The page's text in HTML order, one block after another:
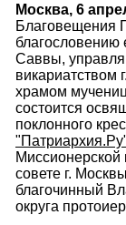
Москва, 6
Благовещения
благословению
Саввы,
викариатством
храмом
состоится
поклонного
совете г.
благочинный
округа